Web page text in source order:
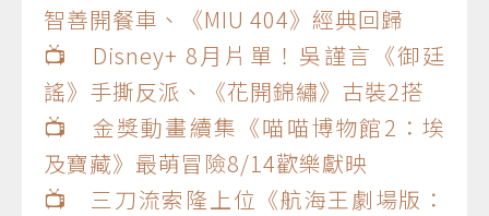
智善開餐車、《MIU 404》經典回歸
📺 Disney+ 8月片單！吳謹言《御廷
謠》手撕反派、《花開錦繡》古裝2搭
📺 金獎動畫續集《喵喵博物館2：埃
及寶藏》最萌冒險8/14歡樂獻映
📺 三刀流索隆上位《航海王劇場版：